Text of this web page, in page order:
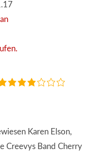
Karen Elson,
Creevys Band Cherry